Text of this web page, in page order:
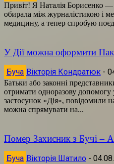
Привіт! Я Наталія Борисенко —
обирала між журналістикою і
медицину, а тепер спробую
У Дії можна оформити
Буча Вікторія Кондратюк -
Батьки або законні
отримати одноразову допомогу
застосунок «Дія», повідомили
можна спрямувати на...
Помер Захисник з Бучі –
Буча Вікторія Шатило -